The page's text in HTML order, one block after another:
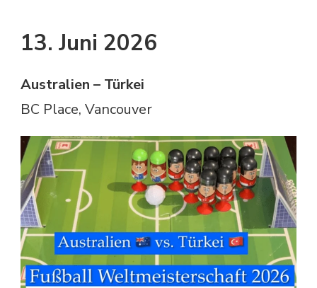
13. Juni 2026
Australien – Türkei
BC Place, Vancouver